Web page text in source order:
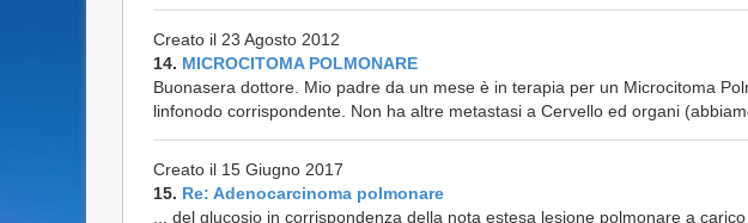
Creato il 23 Agosto 2012
14. MICROCITOMA POLMONARE
Buonasera dottore. Mio padre da un mese è in terapia per un Microcitoma
linfonodo corrispondente. Non ha altre metastasi a Cervello ed organi
Creato il 15 Giugno 2017
15. Re: Adenocarcinoma polmonare
... del glucosio in corrispondenza della nota estesa lesione polmonare a